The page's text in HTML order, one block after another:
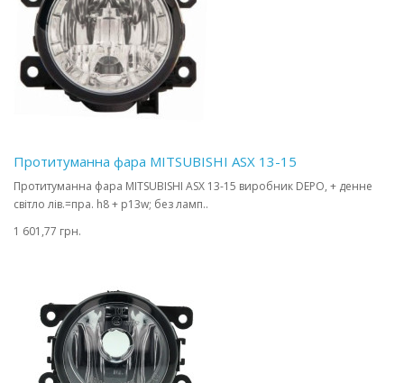
Протитуманна фара MITSUBISHI ASX 13-15
Протитуманна фара MITSUBISHI ASX 13-15 виробник DEPO, + денне
світло лів.=пра. h8 + p13w; без ламп..
1 601,77 грн.